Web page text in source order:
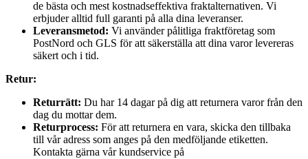
de bästa och mest kostnadseffektiva fraktalternativen. Vi
erbjuder alltid full garanti på alla dina leveranser.
Leveransmetod: Vi använder pålitliga fraktföretag som
PostNord och GLS för att säkerställa att dina varor levereras
säkert och i tid.
Retur:
Returrätt: Du har 14 dagar på dig att returnera varor från den
dag du mottar dem.
Returprocess: För att returnera en vara, skicka den tillbaka
till vår adress som anges på den medföljande etiketten.
Kontakta gärna vår kundservice på